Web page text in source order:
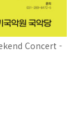
Concert -